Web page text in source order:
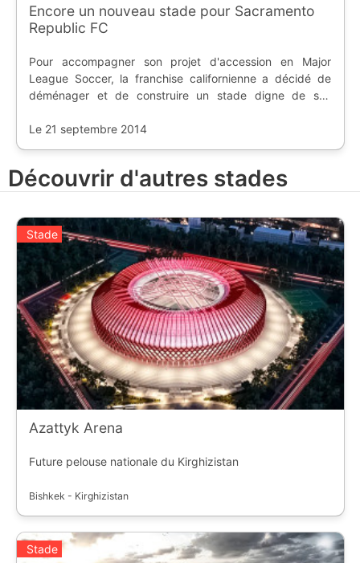
Encore un nouveau stade pour Sacramento
Republic FC
Pour accompagner son projet d'accession en Major
League Soccer, la franchise californienne a décidé de
déménager et de construire un stade digne de ses
Le 21 septembre 2014
Découvrir d'autres stades
Stade
Azattyk Arena
Future pelouse nationale du Kirghizistan
Bishkek - Kirghizistan
Stade